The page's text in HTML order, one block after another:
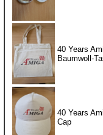
40 Years
Baumwoll-
40 Years
Cap